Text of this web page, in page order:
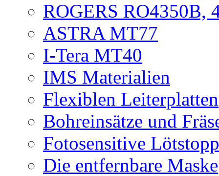
ROGERS RO4350B,
ASTRA MT77
I-Tera MT40
IMS Materialien
Flexiblen Leiterplatten
Bohreinsätze und
Fotosensitive
Die entfernbare Maske